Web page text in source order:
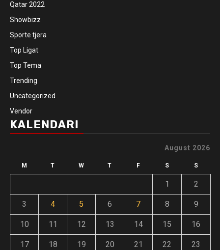
Qatar 2022
Showbizz
Sporte tjera
Top Ligat
Top Tema
Trending
Uncategorized
Vendor
KALENDARI
August 2026
M T W T F S S
1 2
3 4 5 6 7 8 9
10 11 12 13 14 15 16
17 18 19 20 21 22 23